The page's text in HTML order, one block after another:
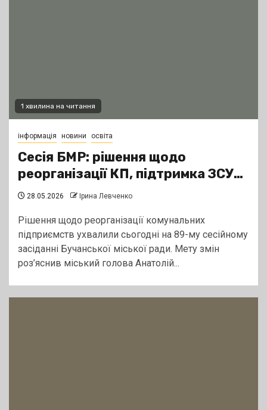
1 хвилина на читання
інформація новини освіта
Сесія БМР: рішення щодо
реорганізації КП, підтримка ЗСУ…
28.05.2026 Ірина Левченко
Рішення щодо реорганізації комунальних
підприємств ухвалили сьогодні на 89-му сесійному
засіданні Бучанської міської ради. Мету змін
роз’яснив міський голова Анатолій...